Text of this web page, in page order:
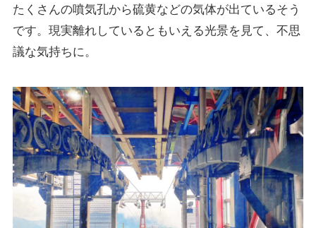
たくさんの噴気孔から硫黄などの気体が出ているそう
です。現実離れしているともいえる光景を見て、不思
議な気持ちに。